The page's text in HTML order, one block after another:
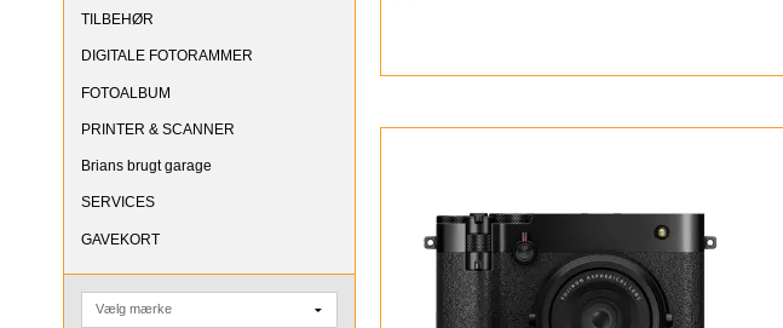
TILBEHØR
DIGITALE FOTORAMMER
FOTOALBUM
PRINTER & SCANNER
Brians brugt garage
SERVICES
GAVEKORT